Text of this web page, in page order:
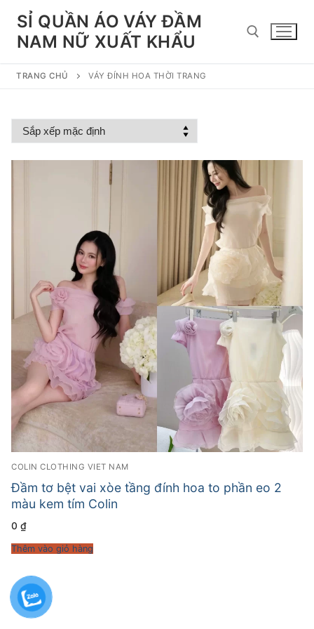
Chuyển
đếnSỈ QUẦN ÁO VÁY ĐẦM
NAM NỮ XUẤT KHẨU
TRANG CHỦ VÁY ĐÍNH HOA THỜI TRANG
COLIN CLOTHING VIET NAM
Đầm tơ bệt vai xòe tầng đính hoa to phần eo 2
màu kem tím Colin
0 ₫
Thêm vào giỏ hàng